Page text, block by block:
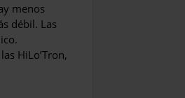
menos
débil. Las
HiLo’Tron,